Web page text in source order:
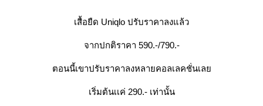
เสื้อยืด Uniqlo ปรับราคาลงแล้ว
จากปกติราคา 590.-/790.-
ตอนนี้เขาปรับราคาลงหลายคอลเลคชั่นเล
เริ่มต้นเเค่ 290.- เท่านั้น